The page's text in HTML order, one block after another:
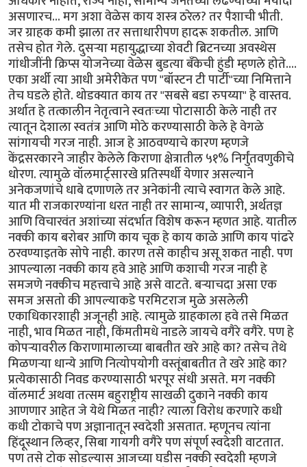
असणारच... मग अशा वेळेस काय शस्त्र ठरेल? तर पैशाची भीती.
जर ग्राहक कमी झाला तर सत्ताधारीपण हादरू शकतील. आणि
तसेच होत गेले. दुसर्‍या महायुद्धाच्या शेवटी ब्रिटनच्या अवस्थेस
गांधीजींनी क्रिप्स योजनेच्या वेळेस बुडत्या बँकेची हुंडी म्हणले होते....
एका अर्थी त्या आधी अमेरीकेत पण "बॉस्टन टी पार्टी"च्या निमित्ताने
तेच घडले होते. थोडक्यात काय तर "सबसे बडा रुपय्या" हे वास्तव.
अर्थात हे तत्कालीन नेतृत्वाने स्वतःच्या पोटासाठी केले नाही तर
त्यातून देशाला स्वतंत्र आणि मोठे करण्यासाठी केले हे वेगळे
सांगायची गरज नाही. आज हे आठवण्याचे कारण म्हणजे
केंद्रसरकारने जाहीर केलेले किराणा क्षेत्रातील ५१% निर्गुंतवणुकीचे
धोरण. त्यामुळे वॉलमार्ट्सारखे प्रतिस्पर्धी येणार असल्याने
अनेकजणांचे धाबे दणाणले तर अनेकांनी त्याचे स्वागत केले आहे.
यात मी राजकारण्यांना धरत नाही तर सामान्य, व्यापारी, अर्थतज्ञ
आणि विचारवंत अशांच्या संदर्भात विशेष करून म्हणत आहे. यातील
नक्की काय बरोबर आणि काय चूक हे काय काळे आणि काय पांढरे
ठरवण्याइतके सोपे नाही. कारण तसे काहीच असू शकत नाही. पण
आपल्याला नक्की काय हवे आहे आणि कशाची गरज नाही हे
समजणे नक्कीच महत्त्वाचे आहे असे वाटते. बर्‍याचदा असा एक
समज असतो की आपल्याकडे परमिटराज मुळे असलेली
एकाधिकारशाही अजूनही आहे. त्यामुळे ग्राहकाला हवे तसे मिळत
नाही, भाव मिळत नाही, किंमतीमधे नाडले जायचे वगैरे वगैरे. पण हे
कोपर्‍यावरील किराणामालाच्या बाबतीत खरे आहे का? तसेच तेथे
मिळणर्‍या धान्ये आणि नित्योपयोगी वस्तूंबाबतीत ते खरे आहे का?
प्रत्येकासाठी निवड करण्यासाठी भरपूर संधी असते. मग नक्की
वॉलमार्ट अथवा तत्सम बहुराष्ट्रीय साखळी दुकाने नक्की काय
आणणार आहेत जे येथे मिळत नाही? त्याला विरोध करणारे कधी
कधी टोकाचे पण अज्ञानातून स्वदेशी असतात. म्हणूनच त्यांना
हिंदूस्थान लिव्हर, सिबा गायगी वगैरे पण संपूर्ण स्वदेशी वाटतात.
पण तसे टोक सोडल्यास आजच्या घडीस नक्की स्वदेशी म्हणजे